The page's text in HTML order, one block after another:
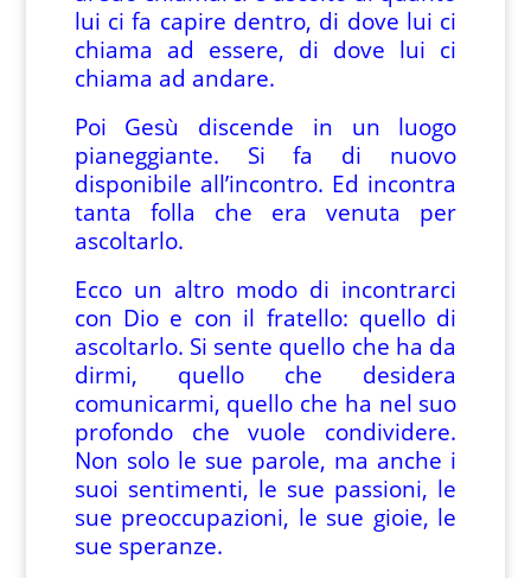
lui ci fa capire dentro, di dove lui ci
chiama ad essere, di dove lui ci
chiama ad andare.
Poi Gesù discende in un luogo
pianeggiante. Si fa di nuovo
disponibile all’incontro. Ed incontra
tanta folla che era venuta per
ascoltarlo.
Ecco un altro modo di incontrarci
con Dio e con il fratello: quello di
ascoltarlo. Si sente quello che ha da
dirmi, quello che desidera
comunicarmi, quello che ha nel suo
profondo che vuole condividere.
Non solo le sue parole, ma anche i
suoi sentimenti, le sue passioni, le
sue preoccupazioni, le sue gioie, le
sue speranze.